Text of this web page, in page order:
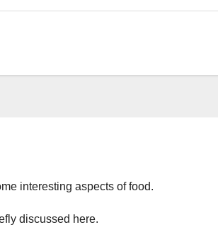
interesting aspects of food.
discussed here.